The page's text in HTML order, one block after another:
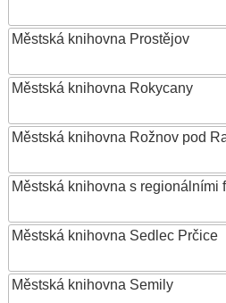
Městská knihovna Prostějov
Městská knihovna Rokycany
Městská knihovna Rožnov pod
Městská knihovna s regionálními
Městská knihovna Sedlec Prčice
Městská knihovna Semily